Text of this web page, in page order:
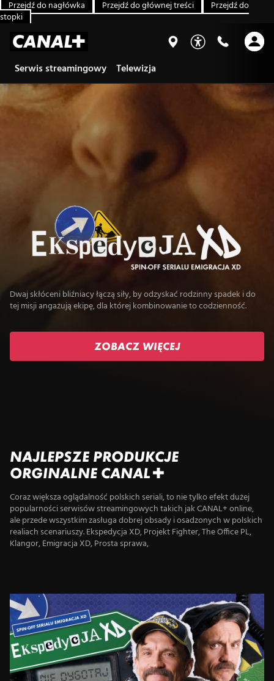
Przejdź do nagłówka Przejdź do głównej treści
Przejdź do
stopki
Serwis streamingowy Telewizja
Dwaj skłóceni bliźniacy łączą siły, by odzyskać rodzinny spadek i do
tej misji angażują ekipę, dla której kombinowanie to codzienność.
ZOBACZ WIĘCEJ
NAJLEPSZE PRODUKCJE
ORGINALNE CANAL+
Coraz większa oglądalność polskich seriali, to nie tylko efekt dużej
popularności serwisów streamingowych takich jak CANAL+ online,
ale przede wszystkim zasługa dobrej obsady i osadzonych w polskich
realiach scenariuszy. Ekspedycja XD, Projekt Fighter, The Office PL,
Klangor, Emigracja XD, Prosta sprawa,